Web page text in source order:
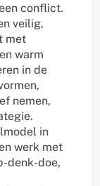
conflict.
veilig,
met
warm
in de
nemen,
in
werk met
denk-doe,